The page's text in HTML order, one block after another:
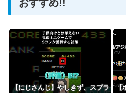
おすすめ!!
【にじさんじ】やしきず、スプラ
【